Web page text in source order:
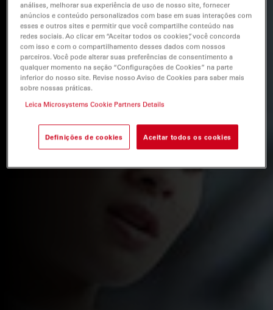
análises, melhorar sua experiência de uso de nosso site, fornecer
anúncios e conteúdo personalizados com base em suas interações com
esses e outros sites e permitir que você compartilhe conteúdo nas
redes sociais. Ao clicar em “Aceitar todos os cookies”, você concorda
com isso e com o compartilhamento desses dados com nossos
parceiros. Você pode alterar suas preferências de consentimento a
qualquer momento na seção “Configurações de Cookies” na parte
inferior do nosso site. Revise nosso Aviso de Cookies para saber mais
sobre nossas práticas.
Leica Microsystems Cookie Partners Details
Definições de cookies Aceitar todos os cookies